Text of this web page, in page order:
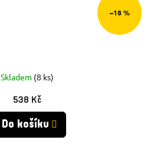
–18 %
Skladem (8 ks)
538 Kč
Do košíku